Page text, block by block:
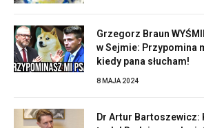
Grzegorz Braun
w Sejmie: Przypomina
kiedy pana słucham!
8 MAJA 2024
Dr Artur Bartoszewicz: